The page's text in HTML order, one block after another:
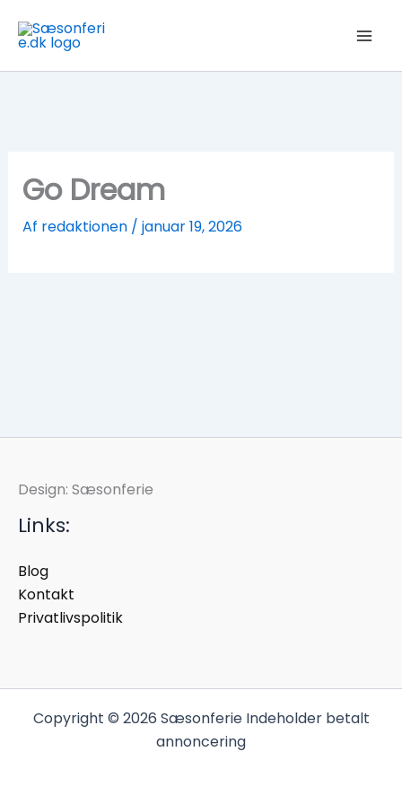
indholdet
Go Dream
Af redaktionen / januar 19, 2026
Design: Sæsonferie
Links:
Blog
Kontakt
Privatlivspolitik
Copyright © 2026 Sæsonferie Indeholder betalt
annoncering